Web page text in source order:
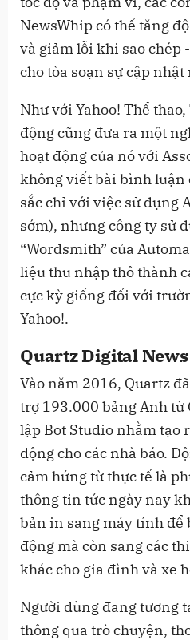
NewsWhip có thể tăng
và giảm lỗi khi sao chép
cho tòa soạn sự cập
Như với Yahoo! Thể
động cũng đưa ra một
hoạt động của nó với
không viết bài bình luận
sắc chỉ với việc sử dụng
sớm), nhưng công ty sử
“Wordsmith” của
liệu thu nhập thô thành
cực kỳ giống đối với
Yahoo!.
Quartz Digital
Vào năm 2016, Quartz
trợ 193.000 bảng Anh từ
lập Bot Studio nhằm tạo
động cho các nhà báo.
cảm hứng từ thực tế là
thông tin tức ngày nay
bản in sang máy tính để
động mà còn sang các
khác cho gia đình và xe
Người dùng đang tương
thông qua trò chuyện,